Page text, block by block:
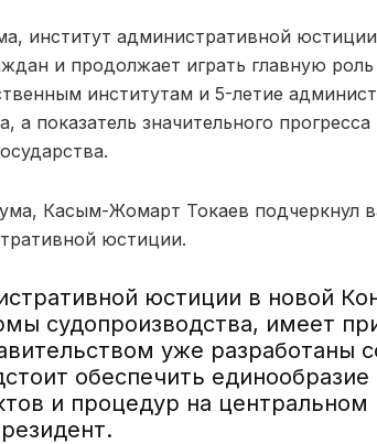
институт административной
и продолжает играть главную роль
институтам и 5-летие
а показатель значительного
Касым-Жомарт Токаев подчеркнул
юстиции.
юстиции в новой
судопроизводства, имеет
уже разработаны
обеспечить единообразие
и процедур на